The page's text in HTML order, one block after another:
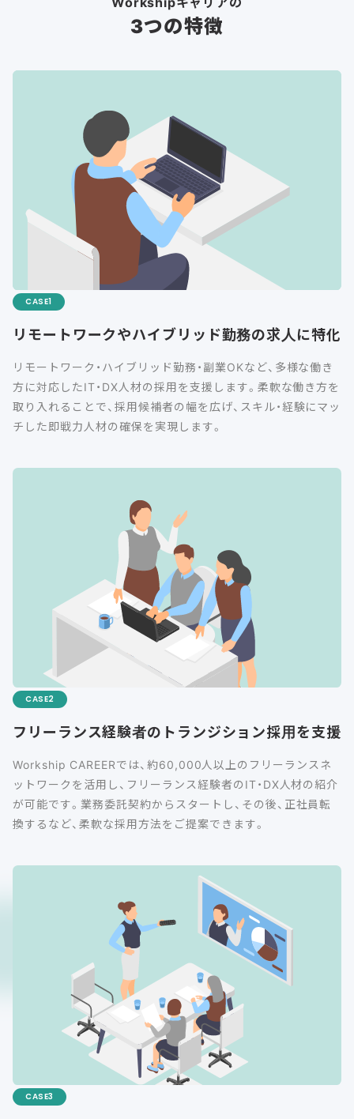
3つの特徴
CASE
リモートワークやハイブリッド勤務の求人に特化
リモートワーク・ハイブリッド勤務・副業OKなど、多様な働き
方に対応したIT・DX人材の採用を支援します。柔軟な働き方を
取り入れることで、採用候補者の幅を広げ、スキル・経験にマッ
チした即戦力人材の確保を実現します。
CASE
フリーランス経験者のトランジション採用を支援
Workship CAREERでは、約60,000人以上のフリーランスネ
ットワークを活用し、フリーランス経験者のIT・DX人材の紹介
が可能です。業務委託契約からスタートし、その後、正社員転
換するなど、柔軟な採用方法をご提案できます。
CASE